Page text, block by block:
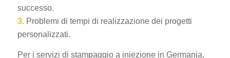
successo.
3. Problemi di tempi di realizzazione dei progetti
personalizzati.
Per i servizi di stampaggio a iniezione in Germania,